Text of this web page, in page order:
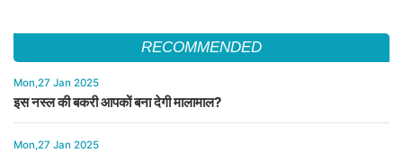
RECOMMENDED
Mon,27 Jan 2025
इस नस्ल की बकरी आपकों बना देगी मालामाल?
Mon,27 Jan 2025